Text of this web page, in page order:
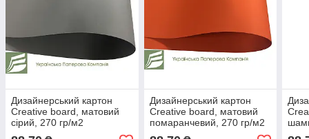
Дизайнерський картон
Creative board, матовий
сірий, 270 гр/м2
Дизайнерський картон
Creative board, матовий
помаранчевий, 270 гр/м2